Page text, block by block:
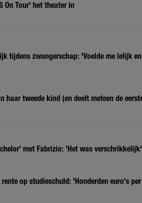
On Tour' het theater in
tijdens zwangerschap: 'Voelde me lelijk en
haar tweede kind (en deelt meteen de
met Fabrizio: 'Het was verschrikkelijk'
op studieschuld: 'Honderden euro's per